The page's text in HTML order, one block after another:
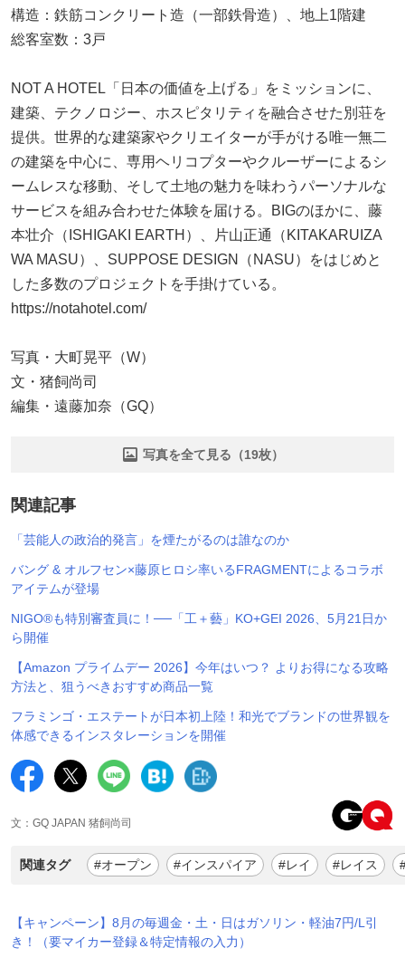
構造：鉄筋コンクリート造（一部鉄骨造）、地上1階建
総客室数：3戸
NOT A HOTEL「日本の価値を上げる」をミッションに、
建築、テクノロジー、ホスピタリティを融合させた別荘を
提供。世界的な建築家やクリエイターが手がける唯一無二
の建築を中心に、専用ヘリコプターやクルーザーによるシ
ームレスな移動、そして土地の魅力を味わうパーソナルな
サービスを組み合わせた体験を届ける。BIGのほかに、藤
本壮介（ISHIGAKI EARTH）、片山正通（KITAKARUIZA
WA MASU）、SUPPOSE DESIGN（NASU）をはじめと
した多数のプロジェクトを手掛けている。
https://notahotel.com/
写真・大町晃平（W）
文・猪飼尚司
編集・遠藤加奈（GQ）
写真を全て見る（19枚）
関連記事
「芸能人の政治的発言」を煙たがるのは誰なのか
バング & オルフセン×藤原ヒロシ率いるFRAGMENTによるコラボ
アイテムが登場
NIGO®も特別審査員に！──「工＋藝」KO+GEI 2026、5月21日か
ら開催
【Amazon プライムデー 2026】今年はいつ？ よりお得になる攻略
方法と、狙うべきおすすめ商品一覧
フラミンゴ・エステートが日本初上陸！和光でブランドの世界観を
体感できるインスタレーションを開催
文：GQ JAPAN 猪飼尚司
関連タグ #オープン #インスパイア #レイ #レイス
【キャンペーン】8月の毎週金・土・日はガソリン・軽油7円/L引
き！（要マイカー登録＆特定情報の入力）